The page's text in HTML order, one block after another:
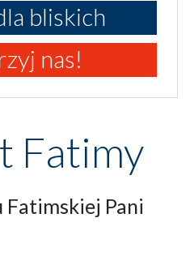
bliskich
nas!
Fatimy
Pani